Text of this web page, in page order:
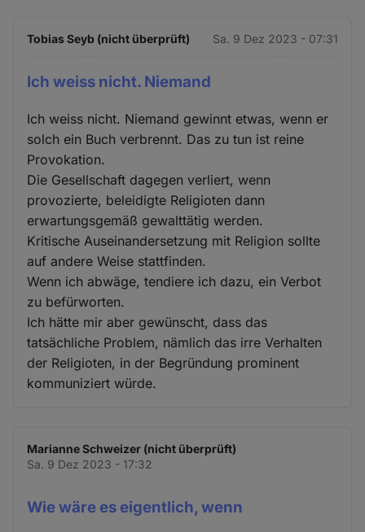
Tobias Seyb (nicht überprüft) Sa. 9 Dez 2023 - 07:31
Ich weiss nicht. Niemand
Ich weiss nicht. Niemand gewinnt etwas, wenn er
solch ein Buch verbrennt. Das zu tun ist reine
Provokation.
Die Gesellschaft dagegen verliert, wenn
provozierte, beleidigte Religioten dann
erwartungsgemäß gewalttätig werden.
Kritische Auseinandersetzung mit Religion sollte
auf andere Weise stattfinden.
Wenn ich abwäge, tendiere ich dazu, ein Verbot
zu befürworten.
Ich hätte mir aber gewünscht, dass das
tatsächliche Problem, nämlich das irre Verhalten
der Religioten, in der Begründung prominent
kommuniziert würde.
Marianne Schweizer (nicht überprüft)
Sa. 9 Dez 2023 - 17:32
Wie wäre es eigentlich, wenn